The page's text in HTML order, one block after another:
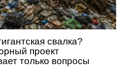
свалка?
проект
только вопросы